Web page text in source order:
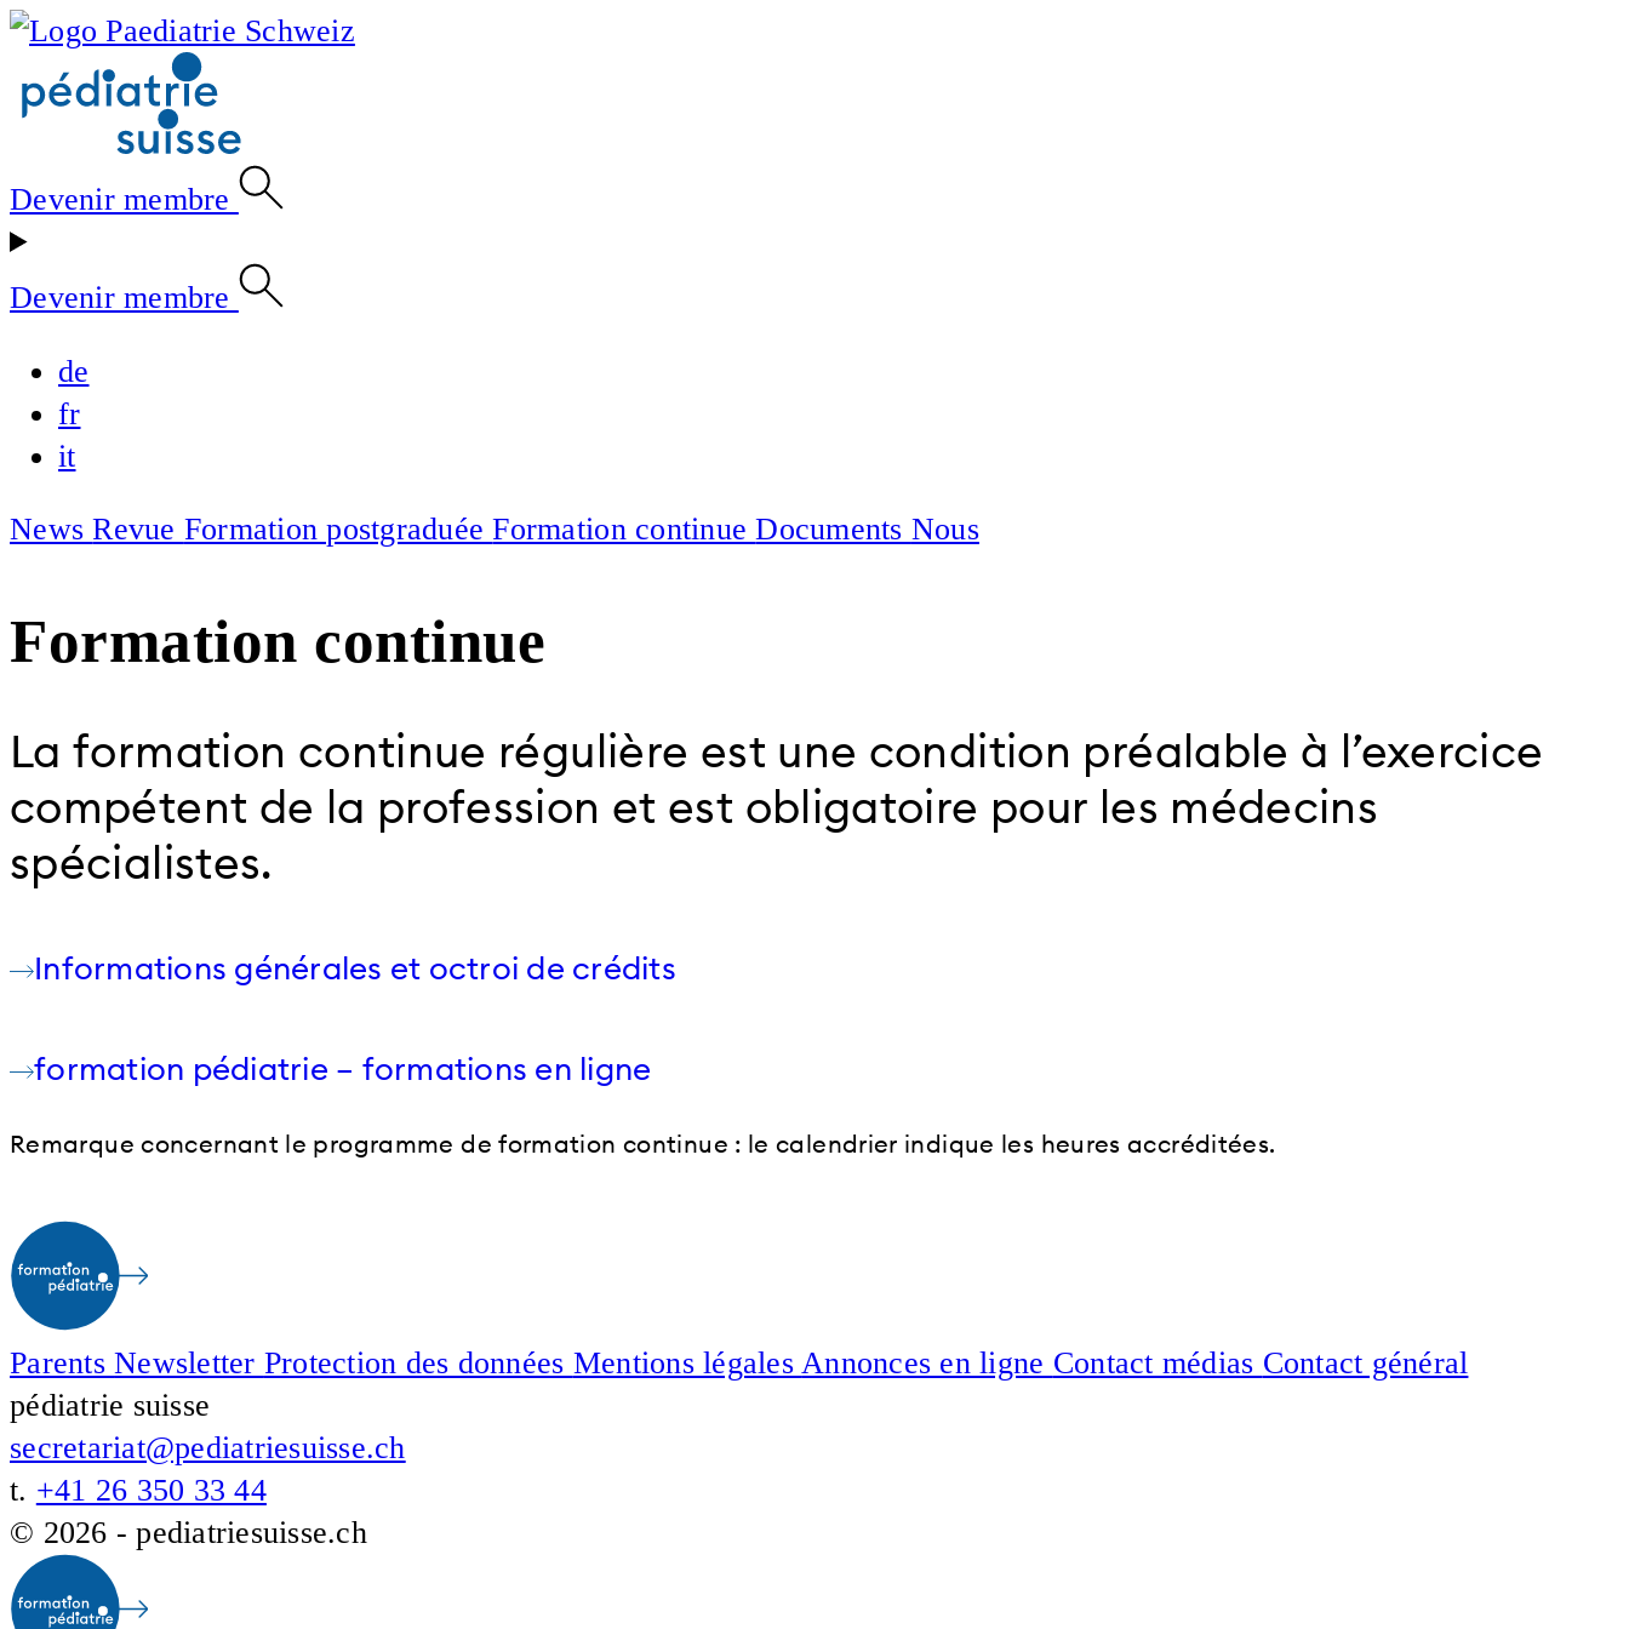
Devenir membre
Devenir membre
de
fr
it
NewsRevue Formation postgraduéeFormation continueDocuments Nous
Formation continue
La formation continue régulière est une condition préalable à l’exercice
compétent de la profession et est obligatoire pour les médecins
spécialistes.
Informations générales et octroi de crédits
formation pédiatrie – formations en ligne
Remarque concernant le programme de formation continue : le calendrier indique les heures accréditées.
ParentsNewsletter Protection des données Mentions légalesAnnonces en ligne Contact médias Contact général
pédiatrie suisse
secretariat@pediatriesuisse.ch
t. +41 26 350 33 44
© 2026 - pediatriesuisse.ch